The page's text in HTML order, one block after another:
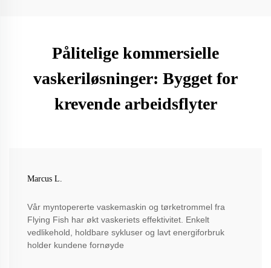
Pålitelige kommersielle
vaskeriløsninger: Bygget for
krevende arbeidsflyter
Marcus L.
Vår myntopererte vaskemaskin og tørketrommel fra
Flying Fish har økt vaskeriets effektivitet. Enkelt
vedlikehold, holdbare sykluser og lavt energiforbruk
holder kundene fornøyde